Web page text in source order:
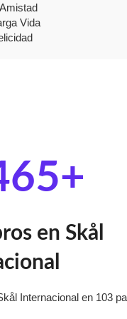
Vida
+
en Skål
Internacional en 103